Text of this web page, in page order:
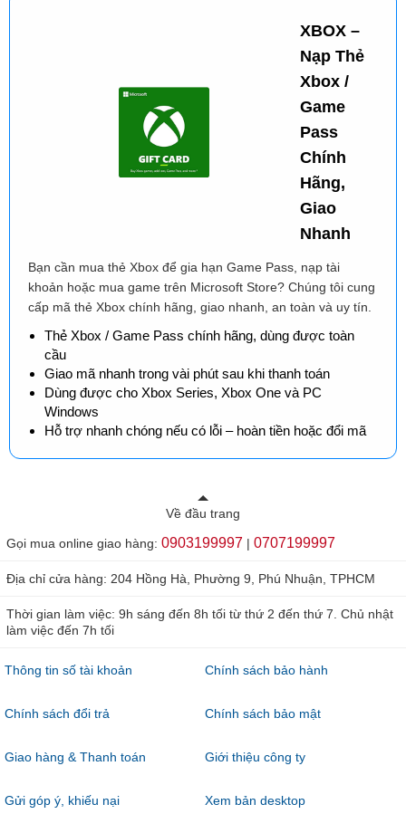
XBOX –
Nạp Thẻ
Xbox /
Game
Pass
Chính
Hãng,
Giao
Nhanh
Bạn cần mua thẻ Xbox để gia hạn Game Pass, nạp tài
khoản hoặc mua game trên Microsoft Store? Chúng tôi cung
cấp mã thẻ Xbox chính hãng, giao nhanh, an toàn và uy tín.
Thẻ Xbox / Game Pass chính hãng, dùng được toàn
cầu
Giao mã nhanh trong vài phút sau khi thanh toán
Dùng được cho Xbox Series, Xbox One và PC
Windows
Hỗ trợ nhanh chóng nếu có lỗi – hoàn tiền hoặc đổi mã
Về đầu trang
Gọi mua online giao hàng: 0903199997 | 0707199997
Địa chỉ cửa hàng: 204 Hồng Hà, Phường 9, Phú Nhuận, TPHCM
Thời gian làm việc: 9h sáng đến 8h tối từ thứ 2 đến thứ 7. Chủ nhật
làm việc đến 7h tối
Thông tin số tài khoản Chính sách bảo hành
Chính sách đổi trả Chính sách bảo mật
Giao hàng & Thanh toán Giới thiệu công ty
Gửi góp ý, khiếu nại Xem bản desktop